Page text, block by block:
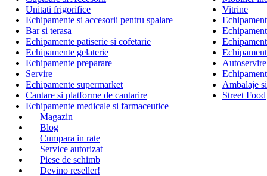
Unitati frigorifice
Vitrine
Echipamente si accesorii pentru spalare
Bar si terasa
Echipamente patiserie si cofetarie
Echipamente gelaterie
Echipamente preparare
Servire
Echipamente supermarket
Ambalaje
Cantare si platforme de cantarire
Street Food
Echipamente medicale si farmaceutice
Magazin
Blog
Cumpara in rate
Service autorizat
Piese de schimb
Devino reseller!